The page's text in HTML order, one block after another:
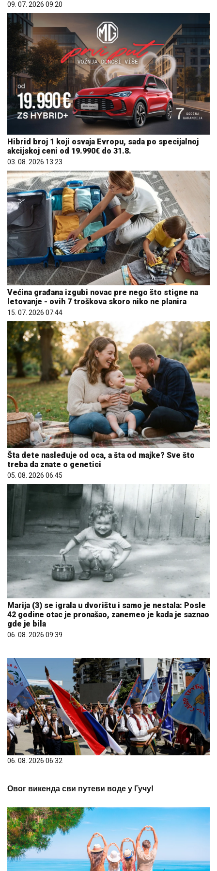
09. 07. 2026 09:20
Hibrid broj 1 koji osvaja Evropu, sada po specijalnoj
akcijskoj ceni od 19.990€ do 31.8.
03. 08. 2026 13:23
Većina građana izgubi novac pre nego što stigne na
letovanje - ovih 7 troškova skoro niko ne planira
15. 07. 2026 07:44
Šta dete nasleđuje od oca, a šta od majke? Sve što
treba da znate o genetici
05. 08. 2026 06:45
Marija (3) se igrala u dvorištu i samo je nestala: Posle
42 godine otac je pronašao, zanemeo je kada je saznao
gde je bila
06. 08. 2026 09:39
06. 08. 2026 06:32
Овог викенда сви путеви воде у Гучу!